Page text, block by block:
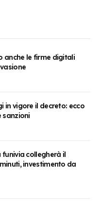
anche le firme digitali
in vigore il decreto: ecco
sanzioni
collegherà il
investimento da